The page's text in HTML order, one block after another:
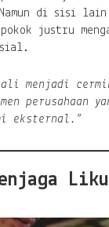
di sisi
justru
menjadi cermin
perusahaan
eksternal.”